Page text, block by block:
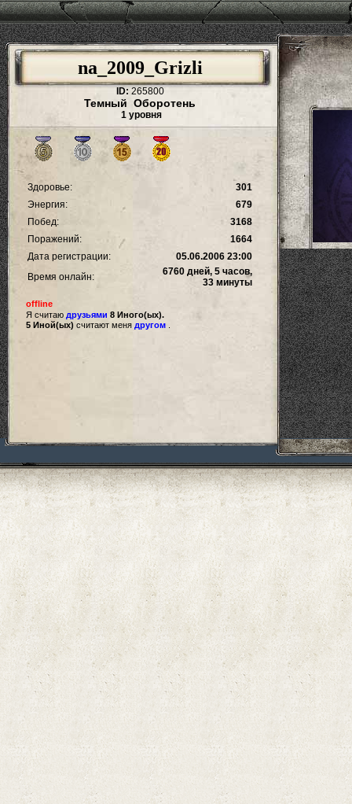
na_2009_Grizli
ID: 265800
Темный Оборотень
1 уровня
Здоровье:
301
Энергия:
679
Побед:
3168
Поражений:
1664
Дата регистрации:
05.06.2006 23:00
Время онлайн:
6760 дней, 5 часов,
33 минуты
offline
Я считаю друзьями 8 Иного(ых).
5 Иной(ых) считают меня другом